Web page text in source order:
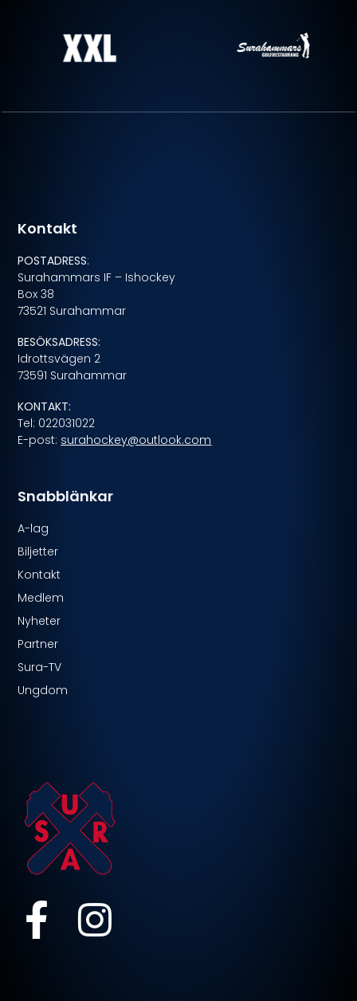
Snabblänkar
A-lag
Biljetter
Kontakt
Medlem
Nyheter
Partner
Sura-TV
Ungdom
Kontakt
POSTADRESS:
Surahammars IF – Ishockey
Box 38
73521 Surahammar
BESÖKSADRESS:
Idrottsvägen 2
73591 Surahammar
KONTAKT:
Tel: 022031022
E-post: surahockey@outlook.com